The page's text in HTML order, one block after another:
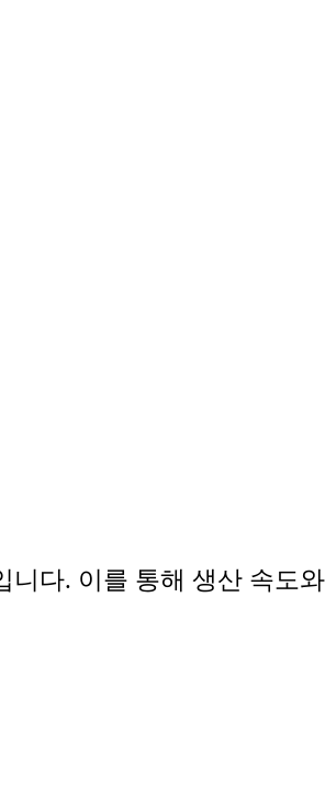
니다. 이를 통해 생산 속도와